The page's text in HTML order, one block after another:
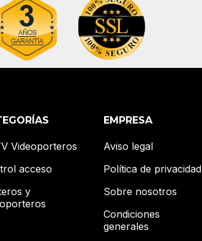
Videoporteros
acceso
y
EMPRESA
Aviso legal
Política de privacidad
Sobre nosotros
Condiciones
generales